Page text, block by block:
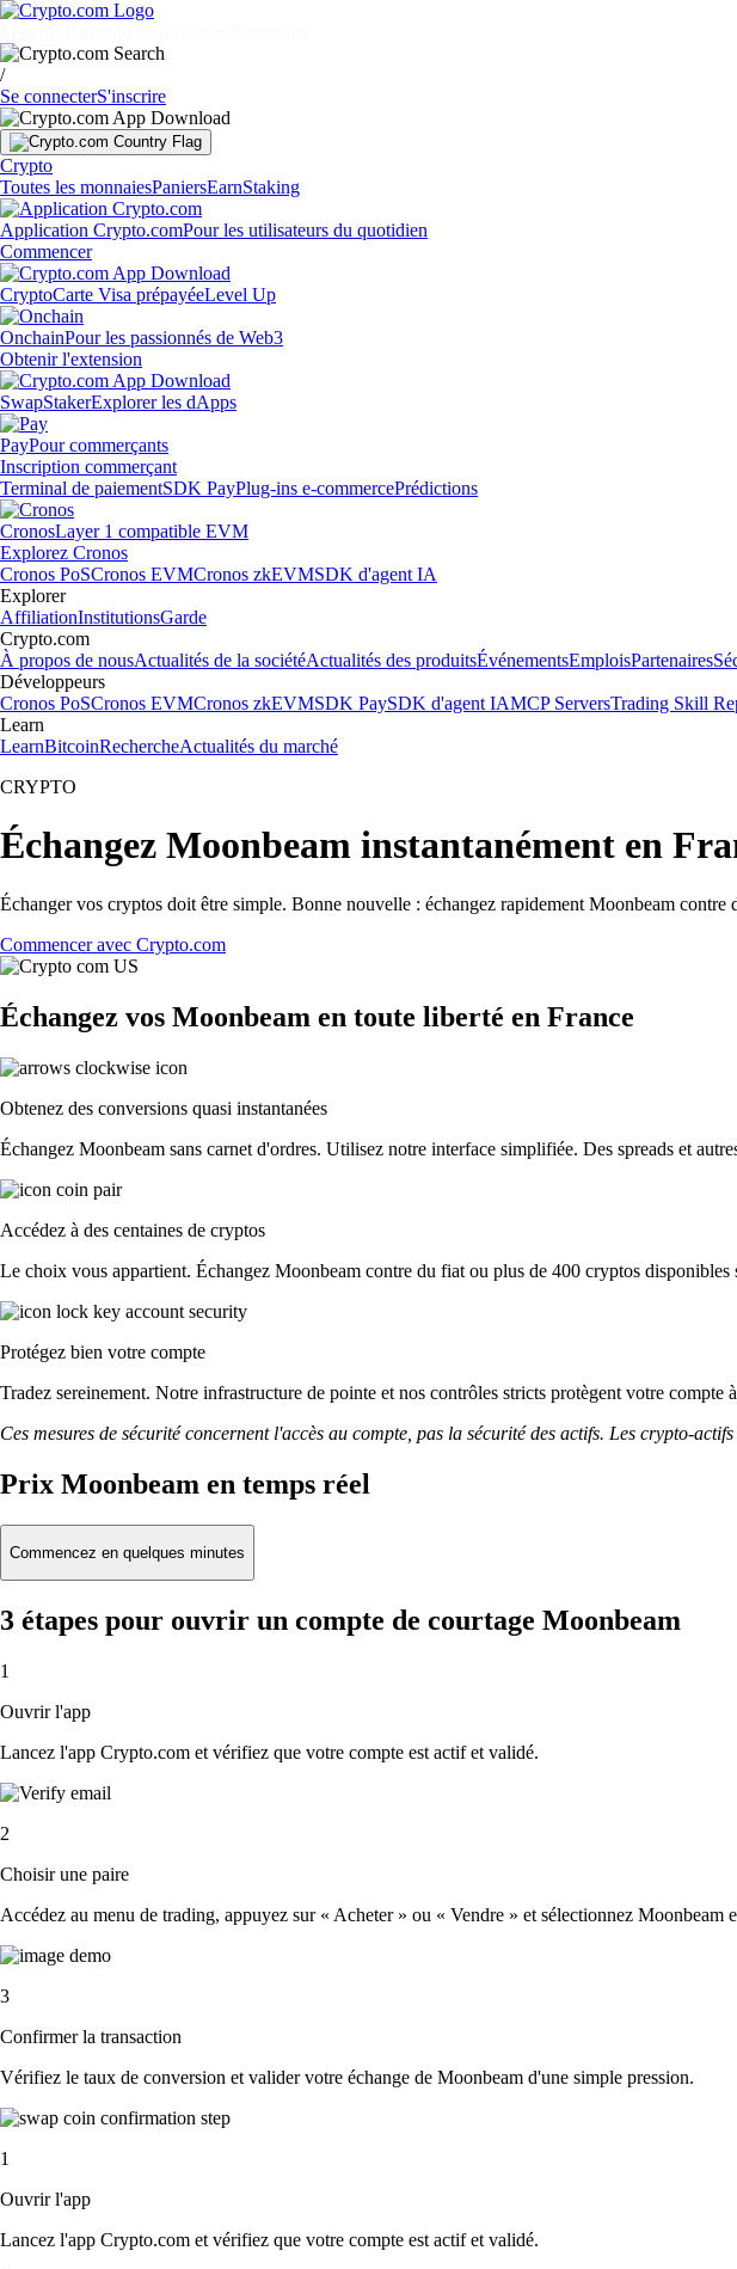
/
Se connecterS'inscrire
Crypto
Toutes les monnaiesPaniersEarnStaking
Application Crypto.comPour les utilisateurs du quotidien
Commencer
CryptoCarte Visa prépayéeLevel Up
OnchainPour les passionnés de Web3
Obtenir l'extension
SwapStakerExplorer les dApps
PayPour commerçants
Inscription commerçant
Terminal de paiementSDK PayPlug-ins e-commercePrédictions
CronosLayer 1 compatible EVM
Explorez Cronos
Cronos PoSCronos EVMCronos zkEVMSDK d'agent IA
Explorer
AffiliationInstitutionsGarde
Crypto.com
À propos de nousActualités de la sociétéActualités des produitsÉvénementsEmploisPartenaires
Développeurs
Cronos PoSCronos EVMCronos zkEVMSDK PaySDK d'agent IAMCP ServersTrading Skill
Learn
LearnBitcoinRechercheActualités du marché
CRYPTO
Échangez Moonbeam instantanément en
Échanger vos cryptos doit être simple. Bonne nouvelle : échangez rapidement Moonbeam
Commencer avec Crypto.com
Échangez vos Moonbeam en toute liberté en France
Obtenez des conversions quasi instantanées
Échangez Moonbeam sans carnet d'ordres. Utilisez notre interface simplifiée. Des spreads et
Accédez à des centaines de cryptos
Le choix vous appartient. Échangez Moonbeam contre du fiat ou plus de 400 cryptos disponibles
Protégez bien votre compte
Tradez sereinement. Notre infrastructure de pointe et nos contrôles stricts protègent votre compte
Ces mesures de sécurité concernent l'accès au compte, pas la sécurité des actifs. Les crypto-
Prix Moonbeam en temps réel
Commencez en quelques minutes
3 étapes pour ouvrir un compte de courtage Moonbeam
1
Ouvrir l'app
Lancez l'app Crypto.com et vérifiez que votre compte est actif et validé.
2
Choisir une paire
Accédez au menu de trading, appuyez sur « Acheter » ou « Vendre » et sélectionnez
3
Confirmer la transaction
Vérifiez le taux de conversion et valider votre échange de Moonbeam d'une simple pression.
1
Ouvrir l'app
Lancez l'app Crypto.com et vérifiez que votre compte est actif et validé.